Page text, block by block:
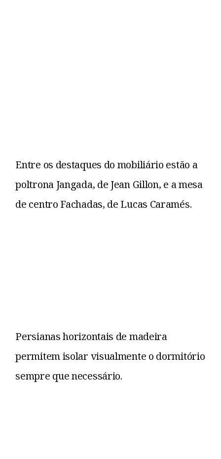
Entre os destaques do mobiliário estão a
poltrona Jangada, de Jean Gillon, e a mesa
de centro Fachadas, de Lucas Caramés.
Persianas horizontais de madeira
permitem isolar visualmente o dormitório
sempre que necessário.